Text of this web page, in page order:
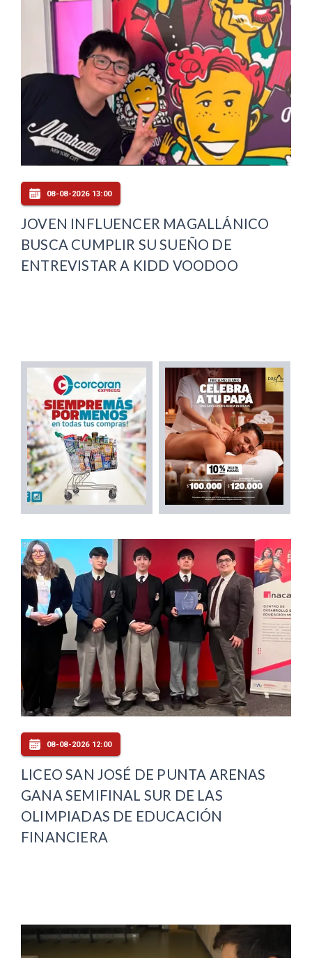
08-08-2026 13:00
JOVEN INFLUENCER MAGALLÁNICO
BUSCA CUMPLIR SU SUEÑO DE
ENTREVISTAR A KIDD VOODOO
08-08-2026 12:00
LICEO SAN JOSÉ DE PUNTA ARENAS
GANA SEMIFINAL SUR DE LAS
OLIMPIADAS DE EDUCACIÓN
FINANCIERA